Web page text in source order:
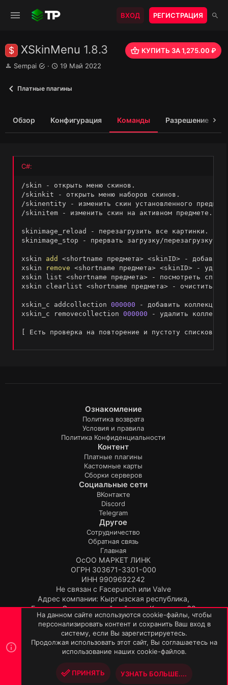
ВХОД РЕГИСТРАЦИЯ
$ XSkinMenu 1.8.3
КУПИТЬ ЗА 1,275.00 ₽
А
Sempai
Д
а
з
и
19 Май 2022
Платные плагины
Обзор Конфигурация Команды Разрешение
C#:
/skin - открыть меню скинов .
/skinkit - открыть меню наборов скинов .
/skinentity -
изменить скин установленного
/skinitem - изменить скин на активном предмете .
skinimage_reload - перезагрузить все картинки .
skinimage_stop
- прервать загрузку /перезагрузку
xskin add <shortname предмета> <skinID> -
xskin
remove <shortname предмета> <skinID> -
xskin list <shortname предмета> -
посмотреть
xskin clearlist <shortname предмета> - очистить
xskin_c addcollection 000000 -
добавить коллекцию
xskin_c removecollection 000000 - удалить
[ Есть проверка на повторение и пустоту списков
Ознакомление
Политика возврата
Условия и правила
Политика Конфиденциальности
Контент
Платные плагины
Кастомные карты
Сборки серверов
Социальные сети
ВКонтакте
Discord
Telegram
Другое
Сотрудничество
Обратная связь
Главная
ОсОО МАРКЕТ ЛИНК
ОГРН 303671-3301-000
ИНН 9909692242
Не связан с Facepunch или Valve
Адрес компании: Кыргызская республика,
Бишкек, Свердловский район, ул.Киевская, 62
Продукт:TopPlugin
© TopPlugin 2019-2026.
R
S
S
ВЕРХ
На данном сайте используются cookie-файлы, чтобы
персонализировать контент и сохранить Ваш вход в
систему, если Вы зарегистрируетесь.
Продолжая использовать этот сайт, Вы соглашаетесь на
использование наших cookie-файлов.
ПРИНЯТЬ УЗНАТЬ БОЛЬШЕ....